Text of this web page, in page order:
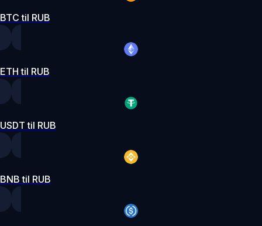
BTC til RUB
ETH til RUB
USDT til RUB
BNB til RUB